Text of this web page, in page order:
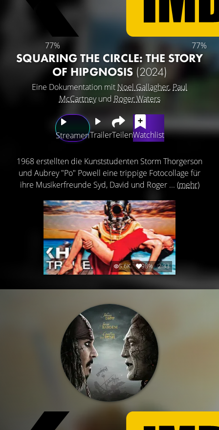
77% 77%
SQUARING THE CIRCLE: THE STORY
OF HIPGNOSIS (2024)
Eine Dokumentation mit Noel Gallagher, Paul
McCartneyund Roger Waters
StreamenTrailerTeilenWatchlist
1968 erstellten die Kunststudenten Storm Thorgerson
und Aubrey "Po" Powell eine trippige Fotocollage für
ihre Musikerfreunde Syd, David und Roger ... (mehr)
5.6K 98% 2:33